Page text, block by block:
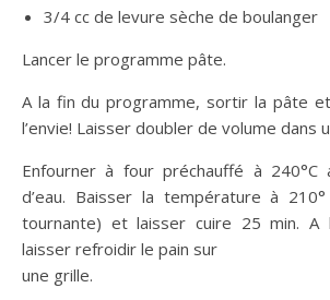
3/4 cc de levure sèche de boulanger
Lancer le programme pâte.
A la fin du programme, sortir la pâte
l’envie! Laisser doubler de volume dans
Enfourner à four préchauffé à 240°C
d’eau. Baisser la température à
tournante) et laisser cuire 25 min.
laisser refroidir le pain sur
une grille.